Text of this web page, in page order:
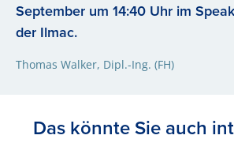
September um 14:40 Uhr im
der Ilmac.
Thomas Walker, Dipl.-Ing. (FH)
Das könnte Sie auch